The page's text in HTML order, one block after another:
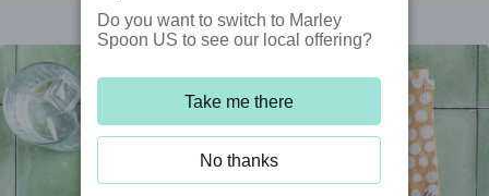
Do you want to switch to Marley
Spoon US to see our local offering?
Take me there
No thanks